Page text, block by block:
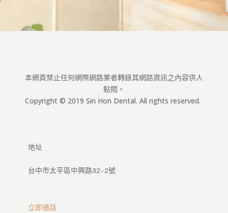
本網頁禁止任何網際網路業者轉錄其網路資訊之內容供人
點閱。
Copyright © 2019 Sin Hon Dental. All rights reserved.
地址
台中市太平區中興路32-2號
立即通話